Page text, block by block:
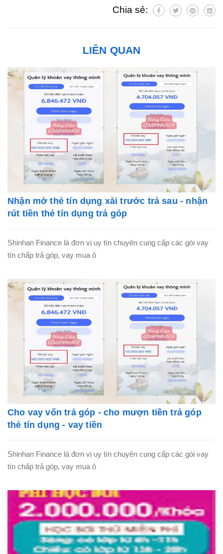
Chia sẻ:
LIÊN QUAN
Nhận mở thẻ tín dụng xài trước trả sau - nhận
rút tiền thẻ tín dụng trả góp
Shinhan Finance là đơn vị uy tín chuyên cung cấp các gói vay
tín chấp trả góp, vay mua ô
Cho vay vốn trả góp - cho mượn tiền trả góp
thẻ tín dụng - vay tiền
Shinhan Finance là đơn vị uy tín chuyên cung cấp các gói vay
tín chấp trả góp, vay mua ô